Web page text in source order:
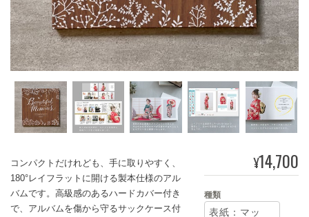
コンパクトだけれども、手に取りやすく、
180°レイフラットに開ける製本仕様のアル
バムです。高級感のあるハードカバー付き
で、アルバムを傷から守るサックケース付
¥14,700
種類